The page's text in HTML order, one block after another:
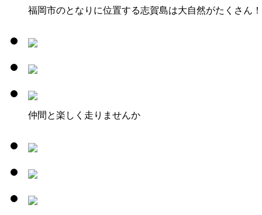
福岡市のとなりに位置する志賀島は大自然がたくさん！
仲間と楽しく走りませんか